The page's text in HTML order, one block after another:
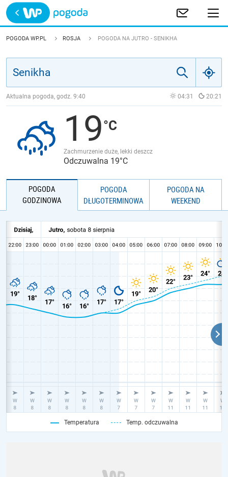
Trwa ładowanie
POLSKA
JAKOŚĆ POWIETRZA
POGODA WP.PL ROSJA POGODA NA JUTRO - SENIKHA
Aktualna pogoda, godz. 9:40 04:31 20:21
19
Zachmurzenie duże, lekki deszcz
Odczuwalna 19°C
POGODA
GODZINOWA
POGODA
DŁUGOTERMINOWA
POGODA NA
WEEKEND
Temperatura Temp. odczuwalna